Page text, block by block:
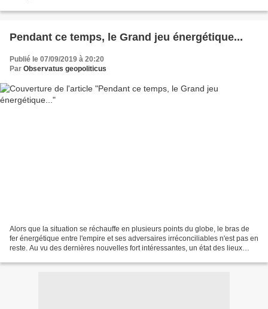
Pendant ce temps, le Grand jeu énergétique...
Publié le 07/09/2019 à 20:20
Par Observatus geopoliticus
Alors que la situation se réchauffe en plusieurs points du globe, le bras de
fer énergétique entre l'empire et ses adversaires irréconciliables n'est pas en
reste. Au vu des dernières nouvelles fort intéressantes, un état des lieux